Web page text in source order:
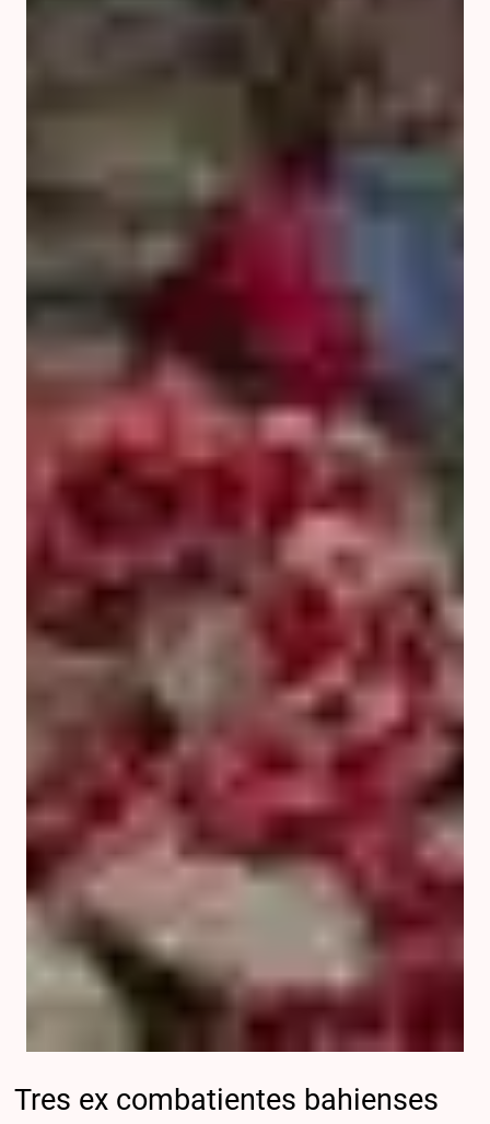
Tres ex combatientes bahienses